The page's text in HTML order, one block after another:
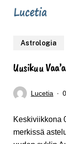
contentAstrologia
Uusikuu
Lucetia
Keskiviikkona
merkissä